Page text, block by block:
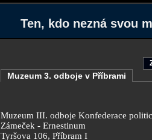
Ten‚ kdo nezná svou
Muzeum 3. odboje v Příbrami
Muzeum III. odboje Konfederace
Zámeček - Ernestinum
Tyršova 106, Příbram I